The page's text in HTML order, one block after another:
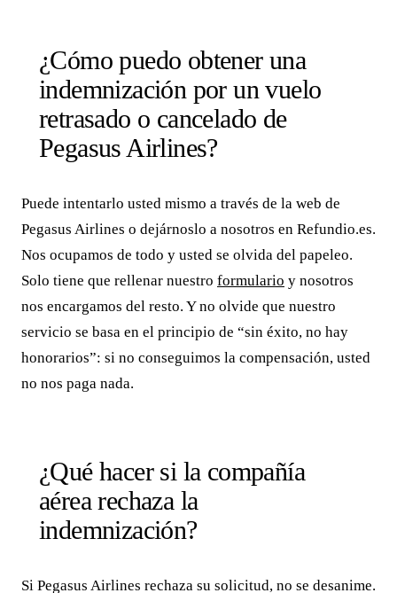
¿Cómo puedo obtener una
indemnización por un vuelo
retrasado o cancelado de
Pegasus Airlines?
Puede intentarlo usted mismo a través de la web de
Pegasus Airlines o dejárnoslo a nosotros en Refundio.es.
Nos ocupamos de todo y usted se olvida del papeleo.
Solo tiene que rellenar nuestro formulario y nosotros
nos encargamos del resto. Y no olvide que nuestro
servicio se basa en el principio de “sin éxito, no hay
honorarios”: si no conseguimos la compensación, usted
no nos paga nada.
¿Qué hacer si la compañía
aérea rechaza la
indemnización?
Si Pegasus Airlines rechaza su solicitud, no se desanime.